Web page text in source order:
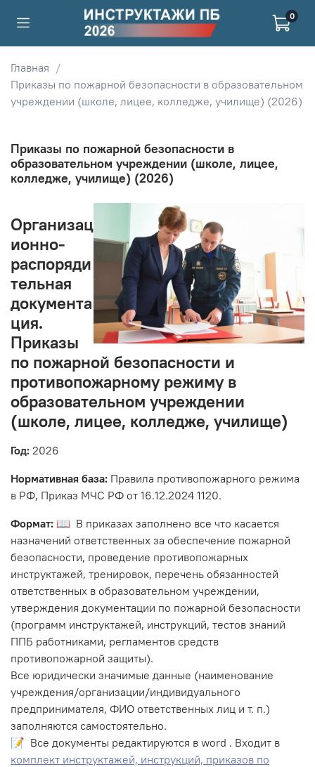
0
Главная
Приказы по пожарной безопасности в образовательном
учреждении (школе, лицее, колледже, училище) (2026)
Приказы по пожарной безопасности в
образовательном учреждении (школе, лицее,
колледже, училище) (2026)
Организац
ионно-
распоряди
тельная
документа
ция.
Приказы
по пожарной безопасности и
противопожарному режиму в
образовательном учреждении
(школе, лицее, колледже, училище)
Год: 2026
Нормативная база: Правила противопожарного режима
в РФ, Приказ МЧС РФ от 16.12.2024 1120.
Формат: 📖 В приказах заполнено все что касается
назначений ответственных за обеспечение пожарной
безопасности, проведение противопожарных
инструктажей, тренировок, перечень обязанностей
ответственных в образовательном учреждении,
утверждения документации по пожарной безопасности
(программ инструктажей, инструкций, тестов знаний
ППБ работниками, регламентов средств
противопожарной защиты).
Все юридически значимые данные (наименование
учреждения/организации/индивидуального
предпринимателя, ФИО ответственных лиц и т. п.)
заполняются самостоятельно.
📝 Все документы редактируются в word . Входит в
комплект инструктажей, инструкций, приказов по